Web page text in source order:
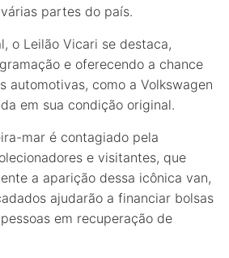
partes do país.
o Leilão Vicari se destaca,
e oferecendo a chance
automotivas, como a Volkswagen
em sua condição original.
mar é contagiado pela
e visitantes, que
a aparição dessa icônica van,
ajudarão a financiar bolsas
em recuperação de